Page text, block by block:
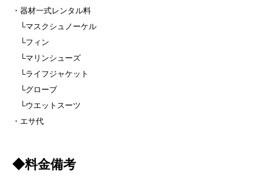
・器材一式レンタル料
└マスクシュノーケル
└フィン
└マリンシューズ
└ライフジャケット
└グローブ
└ウエットスーツ
・エサ代
◆料金備考